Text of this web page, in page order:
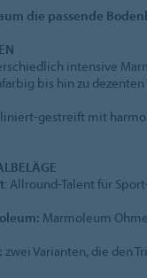
die passende
intensive
bis hin zu dezenten
liniert-gestreift mit
: Allround-Talent für
Marmoleum
zwei Varianten, die den